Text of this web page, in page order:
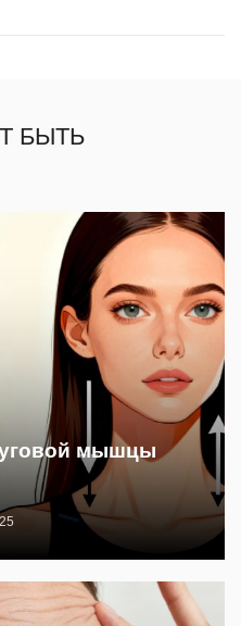
БЫТЬ
мышцы